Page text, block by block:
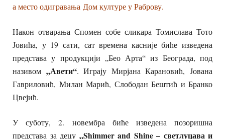
а место одигравања Дом културе у Раброву.
Након отварања Спомен собе сликара Томислава Тото
Јовића, у 19 сати, сат времена касније биће изведена
представа у продукцији „Бео Арта“ из Београда, под
називом „Авети“. Играју Мирјана Карановић, Јована
Гавриловић, Милан Марић, Слободан Бештић и Бранко
Цвејић.
У суботу, 2. новембра биће изведена позоришна
представа за децу „Shimmer and Shine – светлуцава и